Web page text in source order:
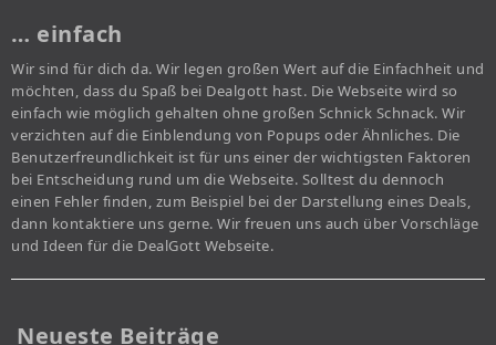
… einfach
Wir sind für dich da. Wir legen großen Wert auf die Einfachheit und
möchten, dass du Spaß bei Dealgott hast. Die Webseite wird so
einfach wie möglich gehalten ohne großen Schnick Schnack. Wir
verzichten auf die Einblendung von Popups oder Ähnliches. Die
Benutzerfreundlichkeit ist für uns einer der wichtigsten Faktoren
bei Entscheidung rund um die Webseite. Solltest du dennoch
einen Fehler finden, zum Beispiel bei der Darstellung eines Deals,
dann kontaktiere uns gerne. Wir freuen uns auch über Vorschläge
und Ideen für die DealGott Webseite.
Neueste Beiträge